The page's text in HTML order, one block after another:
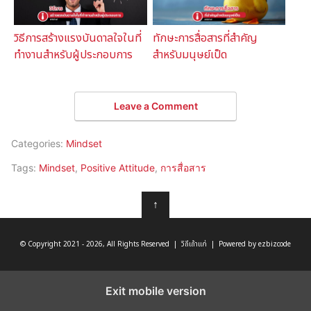
วิธีการสร้างแรงบันดาลใจในที่
ทำงานสำหรับผู้ประกอบการ
ทักษะการสื่อสารที่สำคัญ
สำหรับมนุษย์เป็ด
Leave a Comment
Categories: Mindset
Tags: Mindset, Positive Attitude, การสื่อสาร
↑
© Copyright 2021 - 2026, All Rights Reserved | วิถีเถ้าแก่ | Powered by ezbizcode
Exit mobile version